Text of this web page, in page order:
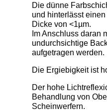
Die dünne
und hinterlässt
Dicke von <1µm.
Im Anschluss daran
undurchsichtige
aufgetragen werden.
Die Ergiebigkeit ist
Der hohe
Behandlung von
Scheinwerfern.